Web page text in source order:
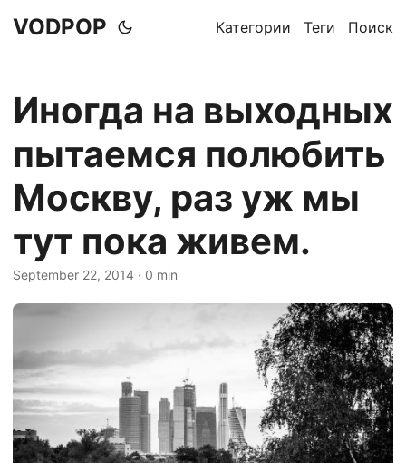
VODPOP Категории Теги Поиск
Иногда на выходных
пытаемся полюбить
Москву, раз уж мы
тут пока живем.
September 22, 2014 · 0 min